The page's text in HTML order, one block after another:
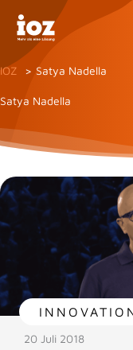
Inhalt
springen
IOZ Satya Nadella
Satya Nadella
20 Juli 2018